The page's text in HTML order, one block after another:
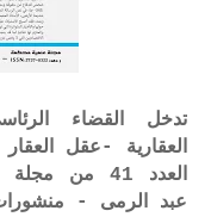
تدخل القضاء
العقارية -عقل
العدد 41
عبد الرمى -